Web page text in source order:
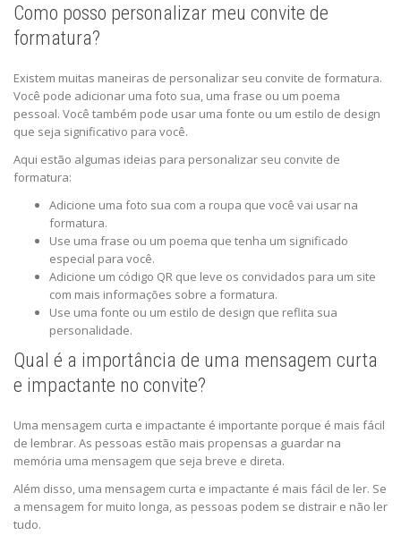
Como posso personalizar meu convite de
formatura?
Existem muitas maneiras de personalizar seu convite de formatura.
Você pode adicionar uma foto sua, uma frase ou um poema
pessoal. Você também pode usar uma fonte ou um estilo de design
que seja significativo para você.
Aqui estão algumas ideias para personalizar seu convite de
formatura:
Adicione uma foto sua com a roupa que você vai usar na
formatura.
Use uma frase ou um poema que tenha um significado
especial para você.
Adicione um código QR que leve os convidados para um site
com mais informações sobre a formatura.
Use uma fonte ou um estilo de design que reflita sua
personalidade.
Qual é a importância de uma mensagem curta
e impactante no convite?
Uma mensagem curta e impactante é importante porque é mais fácil
de lembrar. As pessoas estão mais propensas a guardar na
memória uma mensagem que seja breve e direta.
Além disso, uma mensagem curta e impactante é mais fácil de ler. Se
a mensagem for muito longa, as pessoas podem se distrair e não ler
tudo.